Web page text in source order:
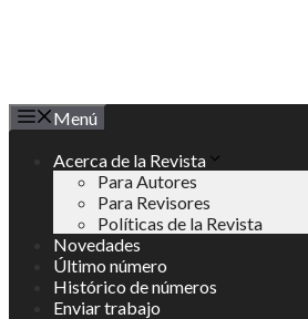
Menú
Acerca de la Revista
Para Autores
Para Revisores
Políticas de la Revista
Novedades
Último número
Histórico de números
Enviar trabajo